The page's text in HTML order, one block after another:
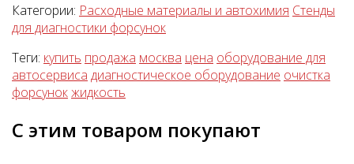
Категории: Расходные материалы и автохимия Стенды
для диагностики форсунок
Теги: купить продажа москва цена оборудование для
автосервиса диагностическое оборудование очистка
форсунокжидкость
С этим товаром покупают